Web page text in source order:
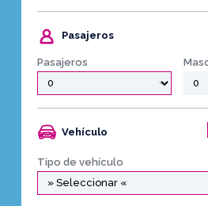
Pasajeros
Pasajeros
Vehículo
Tipo de vehículo